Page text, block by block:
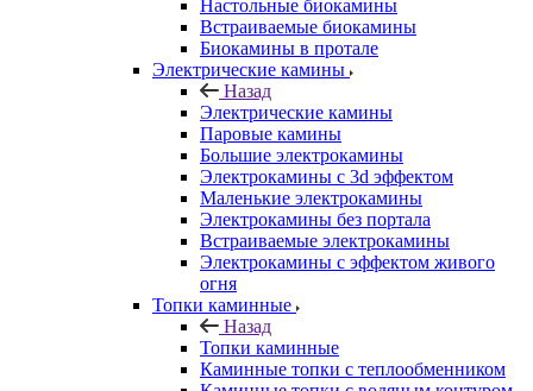
Настольные биокамины
Встраиваемые биокамины
Биокамины в протале
Электрические камины
Назад
Электрические камины
Паровые камины
Большие электрокамины
Электрокамины с 3d эффектом
Маленькие электрокамины
Электрокамины без портала
Встраиваемые электрокамины
Электрокамины с эффектом живого
огня
Топки каминные
Назад
Топки каминные
Каминные топки с теплообменником